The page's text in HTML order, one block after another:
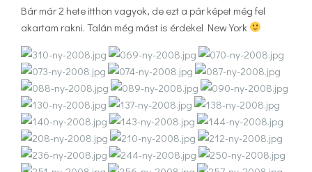
Bár már 2 hete itthon vagyok, de ezt a pár képet még fel
akartam rakni. Talán még mást is érdekel New York